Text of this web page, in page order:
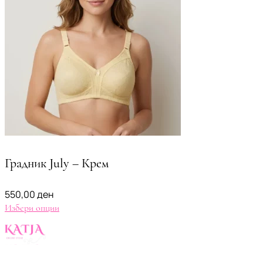
Градник July – Крем
550,00ден
Избери опции